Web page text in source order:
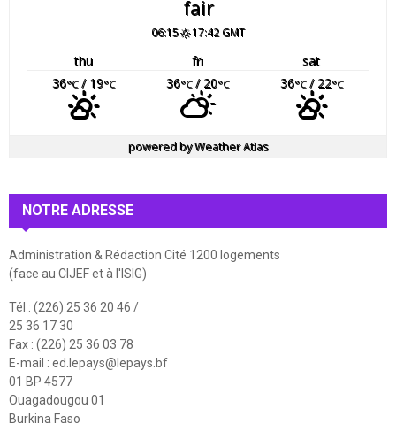
fair
06:15 17:42 GMT
thu fri
sat
36°C/ 19°C 36°C/ 20°C 36°C/ 22°C
powered byWeather Atlas
NOTRE ADRESSE
Administration & Rédaction Cité 1200 logements
(face au CIJEF et à l'ISIG)
Tél : (226) 25 36 20 46 /
25 36 17 30
Fax : (226) 25 36 03 78
E-mail : ed.lepays@lepays.bf
01 BP 4577
Ouagadougou 01
Burkina Faso